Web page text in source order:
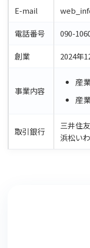
E-mail
電話番号 090-
創業 2024年
事業内容
産
産
取引銀行
三井住
浜松い